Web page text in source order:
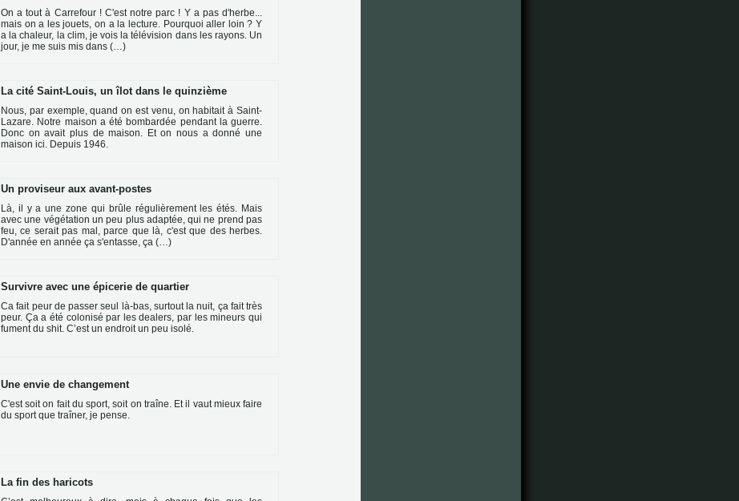
On a tout à Carrefour ! C'est notre parc ! Y a pas d'herbe...
mais on a les jouets, on a la lecture. Pourquoi aller loin ? Y
a la chaleur, la clim, je vois la télévision dans les rayons. Un
jour, je me suis mis dans (…)
La cité Saint-Louis, un îlot dans le quinzième
Nous, par exemple, quand on est venu, on habitait à Saint-
Lazare. Notre maison a été bombardée pendant la guerre.
Donc on avait plus de maison. Et on nous a donné une
maison ici. Depuis 1946.
Un proviseur aux avant-postes
Là, il y a une zone qui brûle régulièrement les étés. Mais
avec une végétation un peu plus adaptée, qui ne prend pas
feu, ce serait pas mal, parce que là, c'est que des herbes.
D'année en année ça s'entasse, ça (…)
Survivre avec une épicerie de quartier
Ca fait peur de passer seul là-bas, surtout la nuit, ça fait très
peur. Ça a été colonisé par les dealers, par les mineurs qui
fument du shit. C’est un endroit un peu isolé.
Une envie de changement
C'est soit on fait du sport, soit on traîne. Et il vaut mieux faire
du sport que traîner, je pense.
La fin des haricots